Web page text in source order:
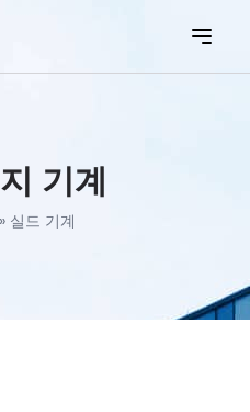
기계
» 실드 기계